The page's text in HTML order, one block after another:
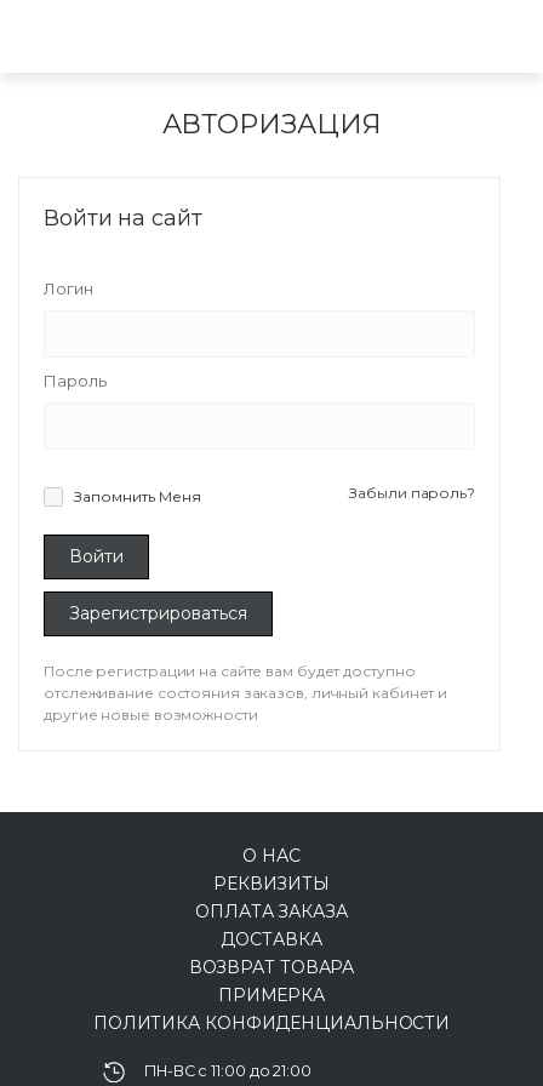
АВТОРИЗАЦИЯ
Войти на сайт
Логин
Пароль
Запомнить Меня Забыли пароль?
Войти
Зарегистрироваться
После регистрации на сайте вам будет доступно
отслеживание состояния заказов, личный кабинет и
другие новые возможности
О НАС
РЕКВИЗИТЫ
ОПЛАТА ЗАКАЗА
ДОСТАВКА
ВОЗВРАТ ТОВАРА
ПРИМЕРКА
ПОЛИТИКА КОНФИДЕНЦИАЛЬНОСТИ
ПН-ВС с 11:00 до 21:00